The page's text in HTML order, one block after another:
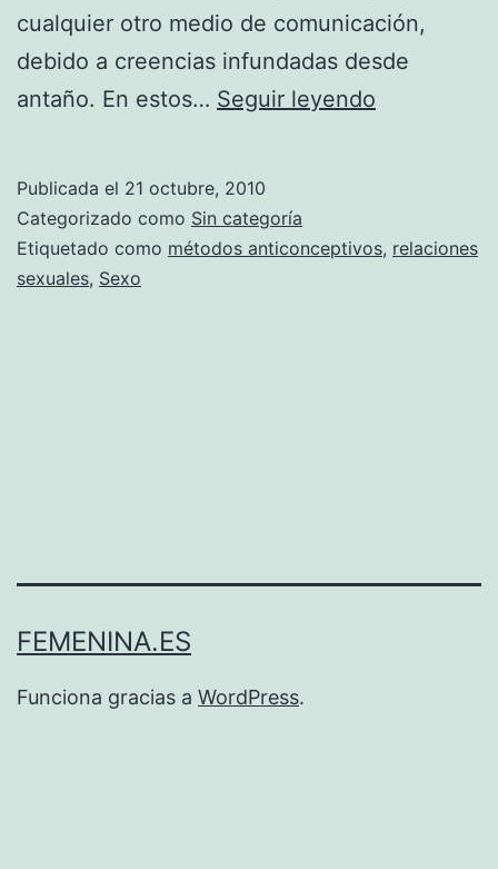
cualquier otro medio de comunicación,
debido a creencias infundadas desde
antaño. En estos… Seguir leyendo
Publicada el 21 octubre, 2010
Categorizado como Sin categoría
Etiquetado como métodos anticonceptivos, relaciones
sexuales, Sexo
FEMENINA.ES
Funciona gracias a WordPress.